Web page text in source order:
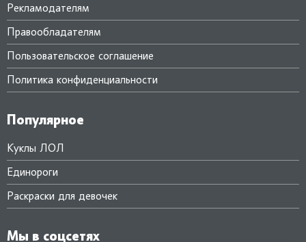
Рекламодателям
Правообладателям
Пользовательское соглашение
Политика конфиденциальности
Популярное
Куклы ЛОЛ
Единороги
Раскраски для девочек
Мы в соцсетях